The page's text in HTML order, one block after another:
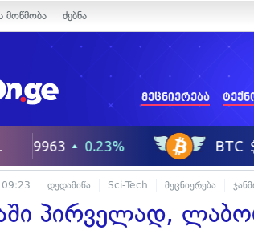
მოწმობა ძებნა
მეცნიერება
09:23 დედამიწა Sci-Tech მეცნიერება
პირველად,